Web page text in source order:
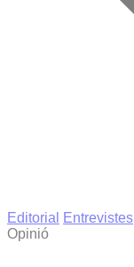
Editorial
Entrevistes
Opinió